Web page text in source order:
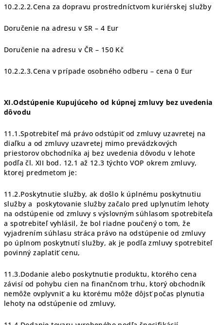
10.2.2.2.Cena za dopravu prostredníctvom kuriérskej služby
Doručenie na adresu v SR – 4 Eur
Doručenie na adresu v ČR – 150 Kč
10.2.2.3.Cena v prípade osobného odberu – cena 0 Eur
XI.Odstúpenie Kupujúceho od kúpnej zmluvy bez uvedenia
dôvodu
11.1.Spotrebiteľ má právo odstúpiť od zmluvy uzavretej na
diaľku a od zmluvy uzavretej mimo prevádzkových
priestorov obchodníka aj bez uvedenia dôvodu v lehote
podľa čl. XII bod. 12.1 až 12.3 týchto VOP okrem zmluvy,
ktorej predmetom je:
11.2.Poskytnutie služby, ak došlo k úplnému poskytnutiu
služby a poskytovanie služby začalo pred uplynutím lehoty
na odstúpenie od zmluvy s výslovným súhlasom spotrebiteľa
a spotrebiteľ vyhlásil, že bol riadne poučený o tom, že
vyjadrením súhlasu stráca právo na odstúpenie od zmluvy
po úplnom poskytnutí služby, ak je podľa zmluvy spotrebiteľ
povinný zaplatiť cenu,
11.3.Dodanie alebo poskytnutie produktu, ktorého cena
závisí od pohybu cien na finančnom trhu, ktorý obchodník
nemôže ovplyvniť a ku ktorému môže dôjsť počas plynutia
lehoty na odstúpenie od zmluvy,